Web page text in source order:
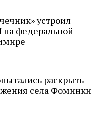
устроил
федеральной
раскрыть
села Фоминки